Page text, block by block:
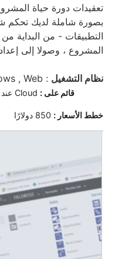
تعقيدات دورة حياة
بصورة شاملة لديك
التطبيقات - من البداية
المشروع ، وصولا إلى إعداد
نظام التشغيل: Windows , Web
قائم على : Cloud عند الاشتراك
خطط الأسعار :850 دولارًا